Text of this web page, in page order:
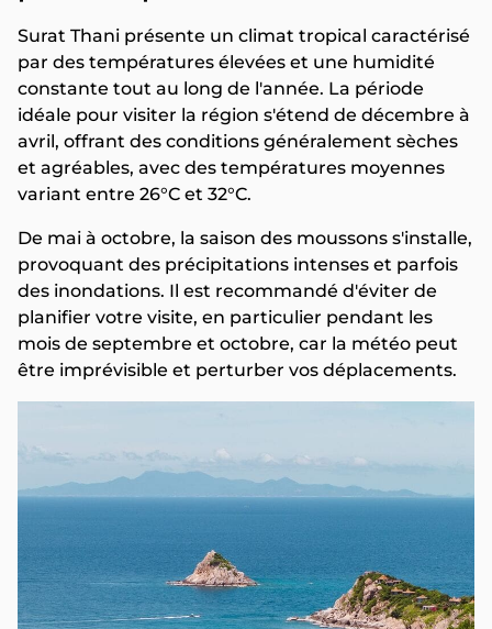
Surat Thani présente un climat tropical caractérisé
par des températures élevées et une humidité
constante tout au long de l'année. La période
idéale pour visiter la région s'étend de décembre à
avril, offrant des conditions généralement sèches
et agréables, avec des températures moyennes
variant entre 26°C et 32°C.
De mai à octobre, la saison des moussons s'installe,
provoquant des précipitations intenses et parfois
des inondations. Il est recommandé d'éviter de
planifier votre visite, en particulier pendant les
mois de septembre et octobre, car la météo peut
être imprévisible et perturber vos déplacements.